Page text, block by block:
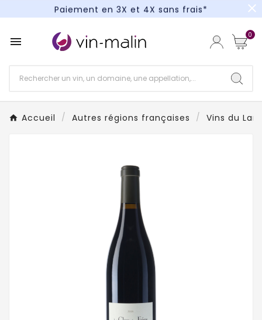
Paiement en 3X et 4X sans frais*
Paiement en 3X et 4X sans frais*
close
 0
Accueil Autres régions françaises Vins du